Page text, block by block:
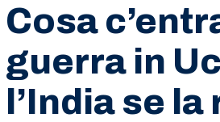
Cosa
guerra in
l’India se la